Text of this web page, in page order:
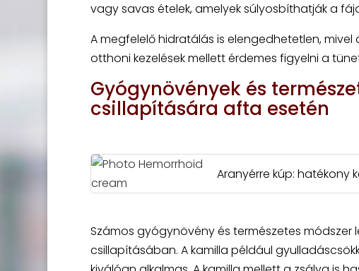
vagy savas ételek, amelyek súlyosbíthatják a
A megfelelő hidratálás is elengedhetetlen,
otthoni kezelések mellett érdemes figyelni a
Gyógynövények és
csillapítására afta esetén
Aranyérre kúp: hatékony
Számos gyógynövény és természetes
csillapításában. A kamilla például